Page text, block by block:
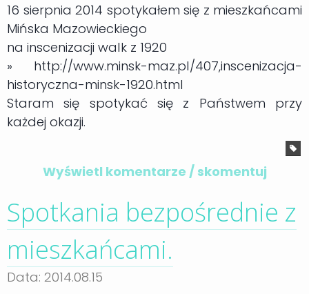
16 sierpnia 2014 spotykałem się z mieszkańcami
Mińska Mazowieckiego
na inscenizacji walk z 1920
» http://www.minsk-maz.pl/407,inscenizacja-
historyczna-minsk-1920.html
Staram się spotykać się z Państwem przy
każdej okazji.
Wyświetl komentarze / skomentuj
Spotkania bezpośrednie z
mieszkańcami.
Data: 2014.08.15